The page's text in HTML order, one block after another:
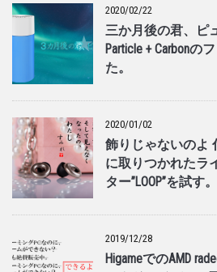
2020/02/22
三か月後の君、ピ
Particle + Carbonの
た。
2020/01/02
飾りじゃないのよ
に取りつかれたラ
ター”LOOP”を試す。
2019/12/28
HigameでのAMD